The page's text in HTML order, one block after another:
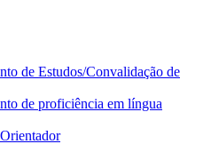
de Estudos/Convalidação de
de proficiência em língua